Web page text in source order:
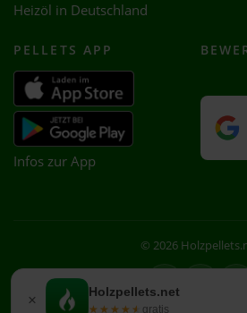
× Holzpellets.net
★★★★★
★★★★★ gratis
Heizöl in Deutschland
PELLETS APP
Infos zur App
© 2026
Facebook